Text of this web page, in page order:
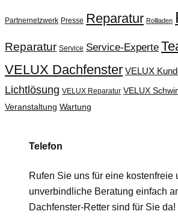
Partnernetzwerk Presse Reparatur Rollladen
Reparatur Service Service-Experte
VELUX Dachfenster VELUX
Lichtlösung VELUX Reparatur VELUX
Veranstaltung Wartung
Telefon
Rufen Sie uns für eine kostenfreie
unverbindliche Beratung einfach
Dachfenster-Retter sind für Sie da!